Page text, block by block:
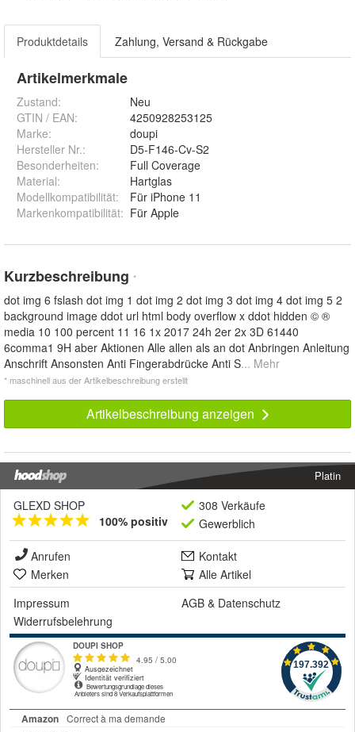
Produktdetails Zahlung, Versand & Rückgabe
Artikelmerkmale
Zustand:
Neu
GTIN / EAN:
4250928253125
Marke:
doupi
Hersteller Nr.:
D5-F146-Cv-S2
Besonderheiten:
Full Coverage
Material:
Hartglas
Modellkompatibilität:
Für iPhone 11
Markenkompatibilität: Für Apple
Kurzbeschreibung *
dot img 6 fslash dot img 1 dot img 2 dot img 3 dot img 4 dot img 5 2
background image ddot url html body overflow x ddot hidden © ®
media 10 100 percent 11 16 1x 2017 24h 2er 2x 3D 61440
6comma1 9H aber Aktionen Alle allen als an dot Anbringen Anleitung
Anschrift Ansonsten Anti Fingerabdrücke Anti S... Mehr
* maschinell aus der Artikelbeschreibung erstellt
Artikelbeschreibung anzeigen
Platin
GLEXD SHOP
100% positiv
308 Verkäufe
Gewerblich
Anrufen
Kontakt
Merken
Alle Artikel
Impressum
AGB & Datenschutz
Widerrufsbelehrung